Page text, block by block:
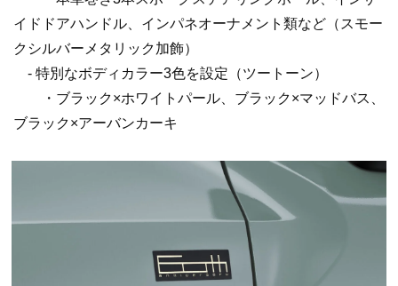
イドドアハンドル、インパネオーナメント類など（スモー
クシルバーメタリック加飾）
- 特別なボディカラー3色を設定（ツートーン）
・ブラック×ホワイトパール、ブラック×マッドバス、
ブラック×アーバンカーキ